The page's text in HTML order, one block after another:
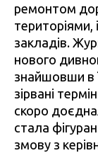
ремонтом
територіями,
закладів.
нового
знайшовши в
зірвані
скоро
стала
змову з